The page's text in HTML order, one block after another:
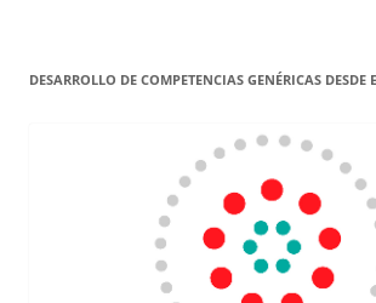
DESARROLLO DE COMPETENCIAS GENÉRICAS DESDE